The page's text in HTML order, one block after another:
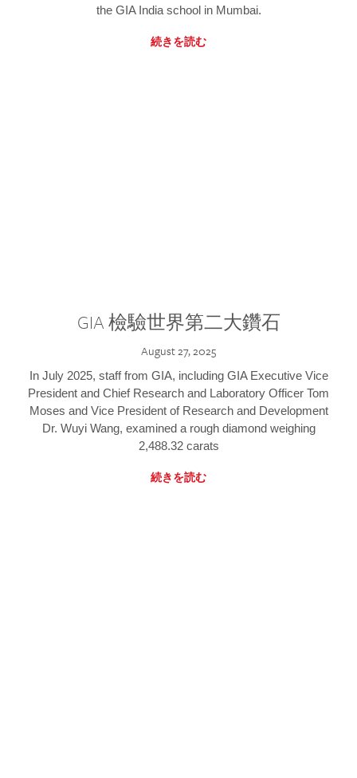
the GIA India school in Mumbai.
続きを読む
GIA 檢驗世界第二大鑽石
August 27, 2025
In July 2025, staff from GIA, including GIA Executive Vice
President and Chief Research and Laboratory Officer Tom
Moses and Vice President of Research and Development
Dr. Wuyi Wang, examined a rough diamond weighing
2,488.32 carats
続きを読む